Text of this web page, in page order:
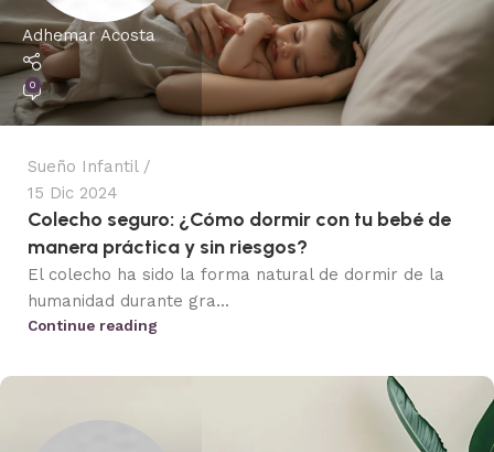
Adhemar Acosta
0
Sueño Infantil
15 Dic 2024
Colecho seguro: ¿Cómo dormir con tu bebé de
manera práctica y sin riesgos?
El colecho ha sido la forma natural de dormir de la
humanidad durante gra...
Continue reading